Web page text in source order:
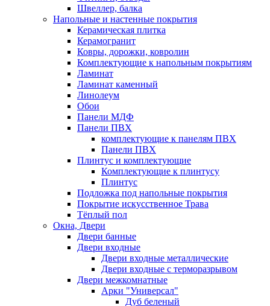
Швеллер, балка
Напольные и настенные покрытия
Керамическая плитка
Керамогранит
Ковры, дорожки, ковролин
Комплектующие к напольным покрытиям
Ламинат
Ламинат каменный
Линолеум
Обои
Панели МДФ
Панели ПВХ
комплектующие к панелям ПВХ
Панели ПВХ
Плинтус и комплектующие
Комплектующие к плинтусу
Плинтус
Подложка под напольные покрытия
Покрытие искусственное Трава
Тёплый пол
Окна, Двери
Двери банные
Двери входные
Двери входные металлические
Двери входные с терморазрывом
Двери межкомнатные
Арки "Универсал"
Дуб беленый